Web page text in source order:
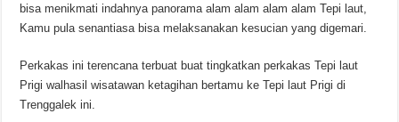
bisa menikmati indahnya panorama alam alam alam alam Tepi laut,
Kamu pula senantiasa bisa melaksanakan kesucian yang digemari.
Perkakas ini terencana terbuat buat tingkatkan perkakas Tepi laut
Prigi walhasil wisatawan ketagihan bertamu ke Tepi laut Prigi di
Trenggalek ini.